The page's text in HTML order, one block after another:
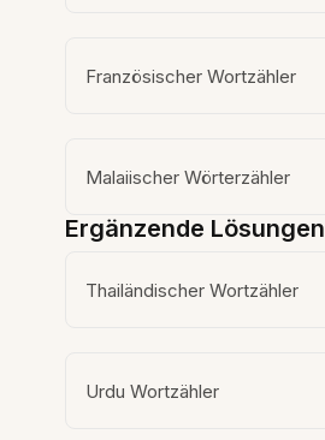
Französischer Wortzähler
Malaiischer Wörterzähler
Ergänzende Lösungen
Thailändischer Wortzähler
Urdu Wortzähler